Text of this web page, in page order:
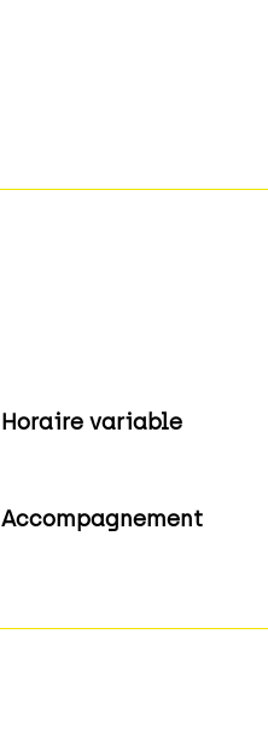
Horaire variable
Accompagnement